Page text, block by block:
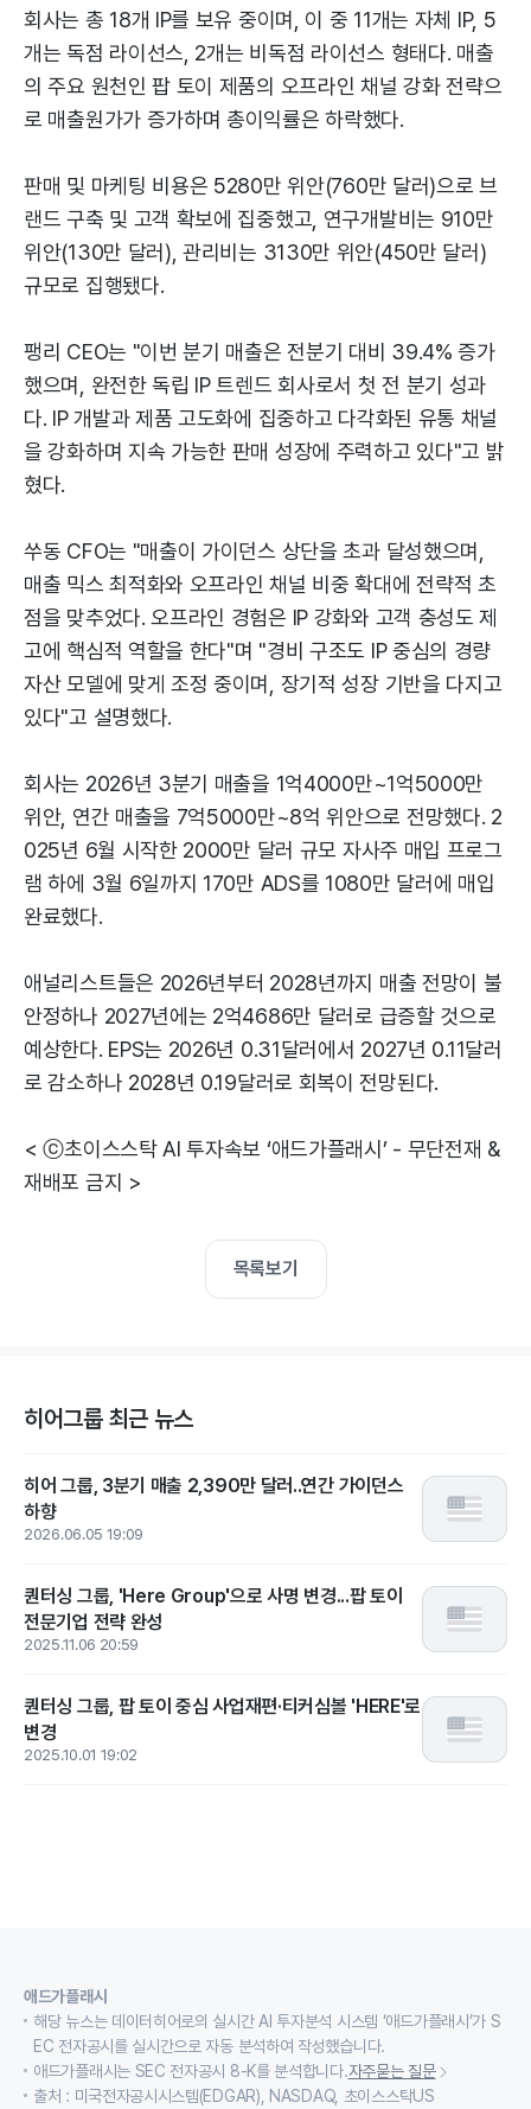
회사는 총 18개 IP를 보유 중이며, 이 중 11개는 자체 IP, 5
개는 독점 라이선스, 2개는 비독점 라이선스 형태다. 매출
의 주요 원천인 팝 토이 제품의 오프라인 채널 강화 전략으
로 매출원가가 증가하며 총이익률은 하락했다.
판매 및 마케팅 비용은 5280만 위안(760만 달러)으로 브
랜드 구축 및 고객 확보에 집중했고, 연구개발비는 910만
위안(130만 달러), 관리비는 3130만 위안(450만 달러)
규모로 집행됐다.
팽리 CEO는 "이번 분기 매출은 전분기 대비 39.4% 증가
했으며, 완전한 독립 IP 트렌드 회사로서 첫 전 분기 성과
다. IP 개발과 제품 고도화에 집중하고 다각화된 유통 채널
을 강화하며 지속 가능한 판매 성장에 주력하고 있다"고 밝
혔다.
쑤동 CFO는 "매출이 가이던스 상단을 초과 달성했으며,
매출 믹스 최적화와 오프라인 채널 비중 확대에 전략적 초
점을 맞추었다. 오프라인 경험은 IP 강화와 고객 충성도 제
고에 핵심적 역할을 한다"며 "경비 구조도 IP 중심의 경량
자산 모델에 맞게 조정 중이며, 장기적 성장 기반을 다지고
있다"고 설명했다.
회사는 2026년 3분기 매출을 1억4000만~1억5000만
위안, 연간 매출을 7억5000만~8억 위안으로 전망했다. 2
025년 6월 시작한 2000만 달러 규모 자사주 매입 프로그
램 하에 3월 6일까지 170만 ADS를 1080만 달러에 매입
완료했다.
애널리스트들은 2026년부터 2028년까지 매출 전망이 불
안정하나 2027년에는 2억4686만 달러로 급증할 것으로
예상한다. EPS는 2026년 0.31달러에서 2027년 0.11달러
로 감소하나 2028년 0.19달러로 회복이 전망된다.
< ⓒ초이스스탁 AI 투자속보 ‘애드가플래시’ - 무단전재 &
재배포 금지 >
목록보기
히어그룹 최근 뉴스
히어 그룹, 3분기 매출 2,390만 달러..연간 가이던스
하향
2026.06.05 19:09
퀀터싱 그룹, 'Here Group'으로 사명 변경...팝 토이
전문기업 전략 완성
2025.11.06 20:59
퀀터싱 그룹, 팝 토이 중심 사업재편·티커심볼 'HERE'로
변경
2025.10.01 19:02
애드가플래시
해당 뉴스는 데이터히어로의 실시간 AI 투자분석 시스템 ‘애드가플래시’가 S
EC 전자공시를 실시간으로 자동 분석하여 작성했습니다.
애드가플래시는 SEC 전자공시 8-K를 분석합니다.자주묻는 질문
출처 : 미국전자공시시스템(EDGAR), NASDAQ, 초이스스탁US